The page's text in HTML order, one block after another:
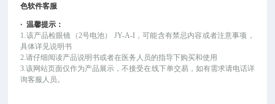
色软件客服
·温馨提示：
1.该产品检眼镜（2号电池） JY-A-I，可能含有禁忌内容或者注意事项，
具体详见说明书
2.请仔细阅读产品说明书或者在医务人员的指导下购买和使用
3.该网站页面仅作为产品展示，不接受在线下单交易，如有需求请电话详
询客服人员。